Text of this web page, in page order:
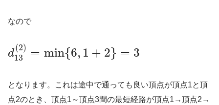
なので
d
(2)
13
= min{6, 1 + 2} = 3
となります。これは途中で通っても良い頂点が頂点1と頂
点2のとき、頂点1～頂点3間の最短経路が頂点1→頂点2→